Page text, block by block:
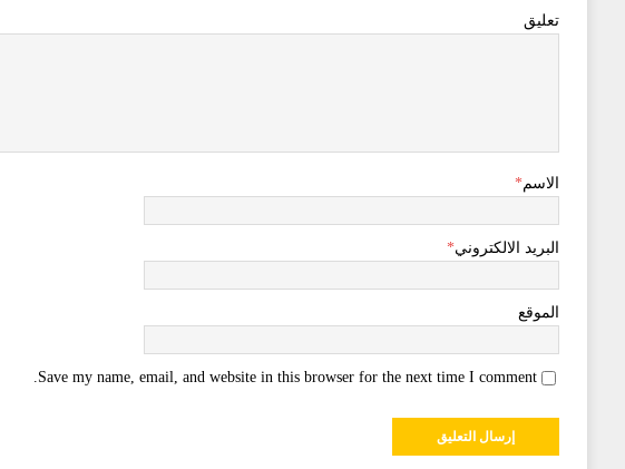
تعليق
الاسم*
البريد الالكتروني*
الموقع
Save my name, email, and website in this browser for the next time I comment.